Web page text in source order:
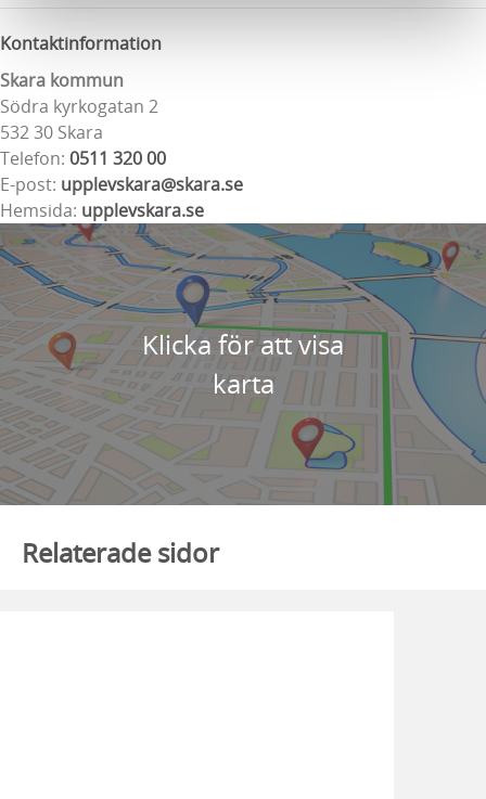
Kontaktinformation
Skara kommun
Södra kyrkogatan 2
532 30 Skara
Telefon: 0511 320 00
E-post: upplevskara@skara.se
Hemsida: upplevskara.se
Klicka för att visa
karta
Relaterade sidor